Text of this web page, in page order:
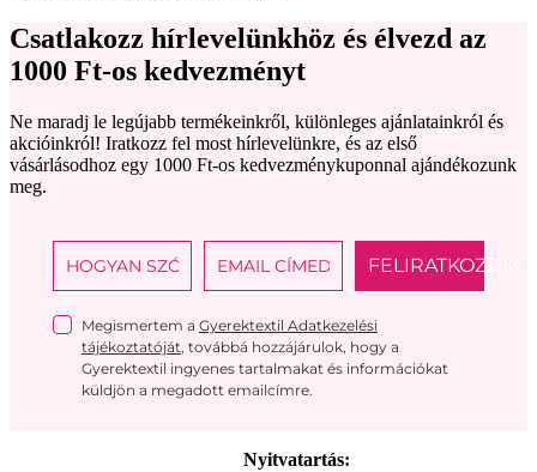
Csatlakozz hírlevelünkhöz és élvezd az
1000 Ft-os kedvezményt
Ne maradj le legújabb termékeinkről, különleges ajánlatainkról és
akcióinkról! Iratkozz fel most hírlevelünkre, és az első
vásárlásodhoz egy 1000 Ft-os kedvezménykuponnal ajándékozunk
meg.
FELIRATKOZOM
Megismertem a Gyerektextil Adatkezelési
tájékoztatóját, továbbá hozzájárulok, hogy a
Gyerektextil ingyenes tartalmakat és információkat
küldjön a megadott emailcímre.
Nyitvatartás: